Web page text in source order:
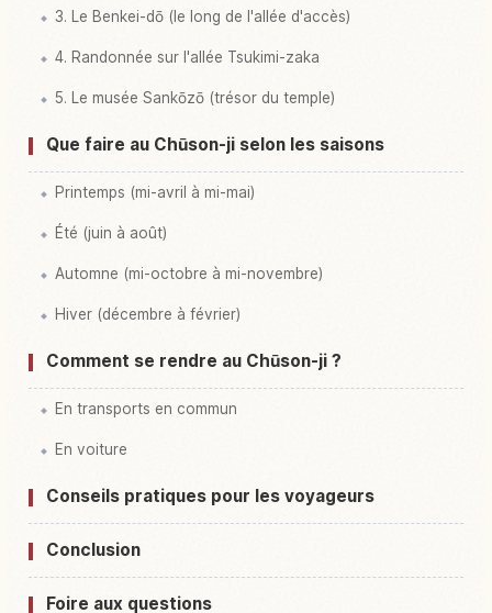
3. Le Benkei-dō (le long de l'allée d'accès)
4. Randonnée sur l'allée Tsukimi-zaka
5. Le musée Sankōzō (trésor du temple)
Que faire au Chūson-ji selon les saisons
Printemps (mi-avril à mi-mai)
Été (juin à août)
Automne (mi-octobre à mi-novembre)
Hiver (décembre à février)
Comment se rendre au Chūson-ji ?
En transports en commun
En voiture
Conseils pratiques pour les voyageurs
Conclusion
Foire aux questions